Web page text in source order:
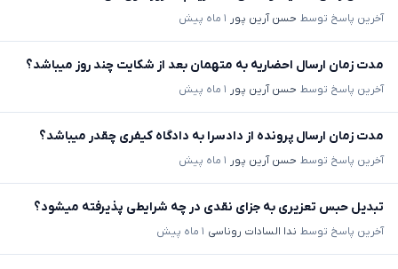
آخرین پاسخ توسط حسن آرین پور ۱ ماه پیش
مدت زمان ارسال احضاریه به متهمان بعد از شکایت چند روز میباشد؟
آخرین پاسخ توسط حسن آرین پور ۱ ماه پیش
مدت زمان ارسال پرونده از دادسرا به دادگاه کیفری چقدر میباشد؟
آخرین پاسخ توسط حسن آرین پور ۱ ماه پیش
تبدیل حبس تعزیری به جزای نقدی در چه شرایطی پذیرفته میشود؟
آخرین پاسخ توسط ندا السادات روناسی ۱ ماه پیش